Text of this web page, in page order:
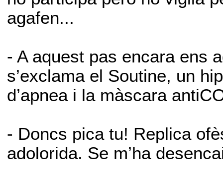
agafen...
- A aquest pas encara ens
s’exclama el Soutine, un
d’apnea i la màscara
- Doncs pica tu! Replica
adolorida. Se m’ha